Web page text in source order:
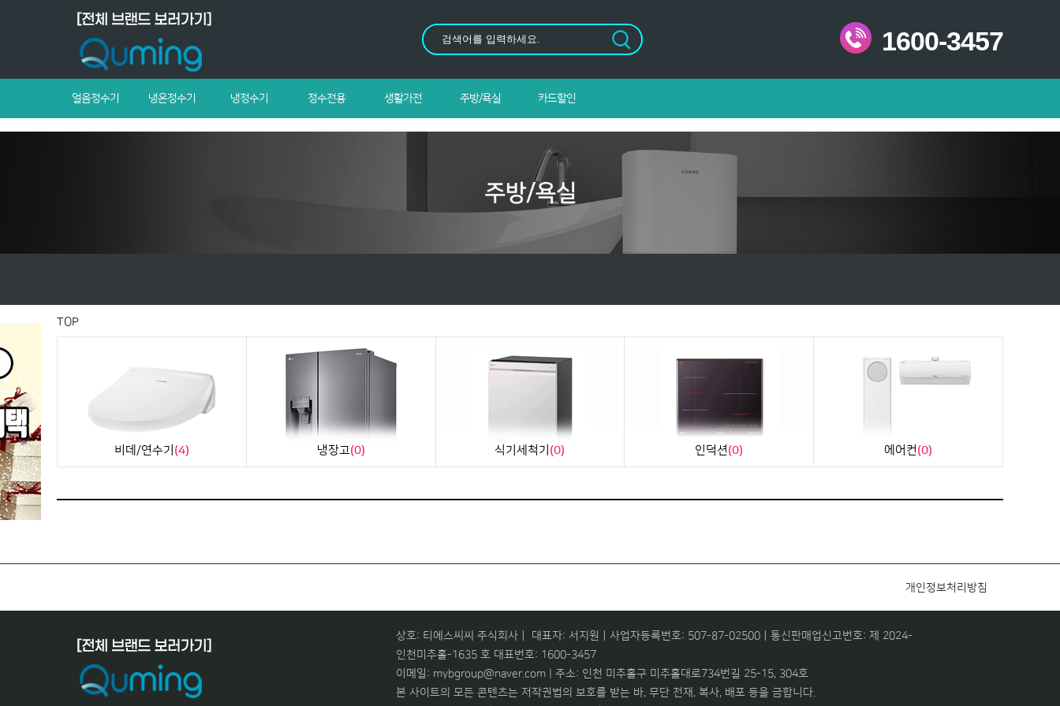
1600-3457
얼음정수기 냉온정수기 냉정수기 정수전용 생활가전 주방/욕실 카드할인
TOP
비데/연수기 (4) 냉장고(0) 식기세척기 (0) 인덕션(0) 에어컨(0)
개인정보처리방침
상호: 티에스씨씨 주식회사ㅣ 대표자: 서지원ㅣ사업자등록번호: 507-87-02500ㅣ통신판매업신고번호: 제 2024-
인천미추홀-1635 호 대표번호: 1600-3457
이메일: mybgroup@naver.com | 주소: 인천 미추홀구 미추홀대로734번길 25-15, 304호
본 사이트의 모든 콘텐츠는 저작권법의 보호를 받는 바, 무단 전재, 복사, 배포 등을 금합니다.